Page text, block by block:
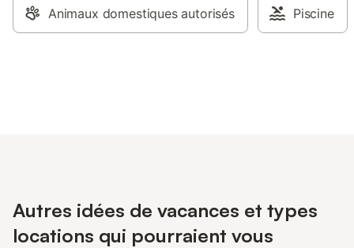
Animaux domestiques autorisés Piscine
Autres idées de vacances et types
locations qui pourraient vous